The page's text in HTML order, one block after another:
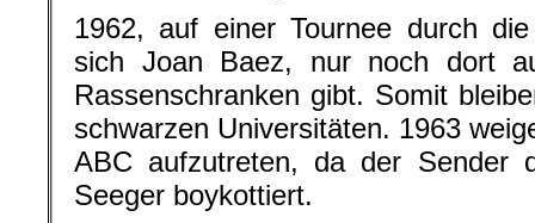
1962, auf einer Tournee durch
sich Joan Baez, nur noch dort
Rassenschranken gibt. Somit
schwarzen Universitäten. 1963
ABC aufzutreten, da der Sender
Seeger boykottiert.